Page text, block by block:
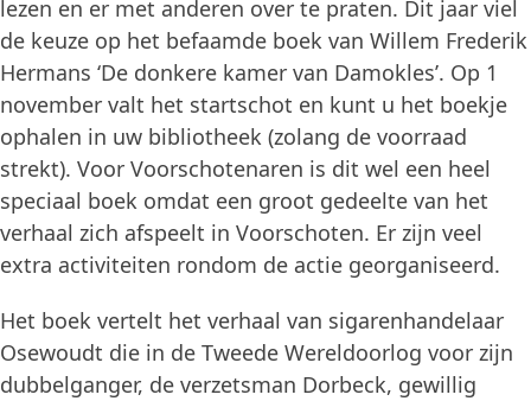
lezen en er met anderen over te praten. Dit jaar viel
de keuze op het befaamde boek van Willem Frederik
Hermans ‘De donkere kamer van Damokles’. Op 1
november valt het startschot en kunt u het boekje
ophalen in uw bibliotheek (zolang de voorraad
strekt). Voor Voorschotenaren is dit wel een heel
speciaal boek omdat een groot gedeelte van het
verhaal zich afspeelt in Voorschoten. Er zijn veel
extra activiteiten rondom de actie georganiseerd.
Het boek vertelt het verhaal van sigarenhandelaar
Osewoudt die in de Tweede Wereldoorlog voor zijn
dubbelganger, de verzetsman Dorbeck, gewillig